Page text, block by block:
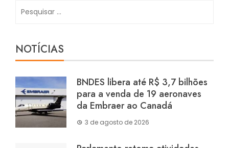
NOTÍCIAS
BNDES libera até R$ 3,7 bilhões
para a venda de 19 aeronaves
da Embraer ao Canadá
3 de agosto de 2026